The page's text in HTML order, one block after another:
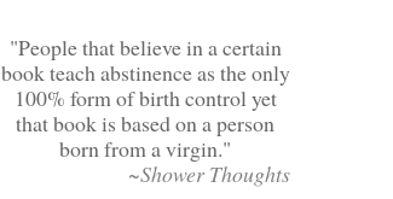
People that believe in a certain
book teach abstinence as the only
100% form of birth control yet
that book is based on a person
born from a virgin.
~Shower Thoughts